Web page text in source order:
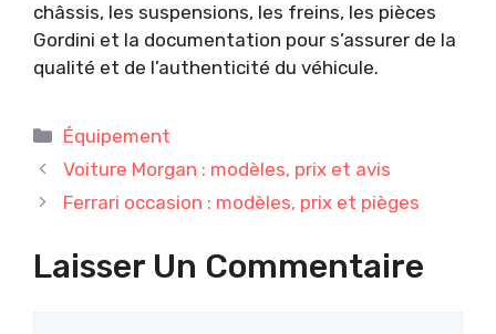
châssis, les suspensions, les freins, les pièces
Gordini et la documentation pour s’assurer de la
qualité et de l’authenticité du véhicule.
Catégories
Équipement
Voiture Morgan : modèles, prix et avis
Ferrari occasion : modèles, prix et pièges
Laisser Un Commentaire